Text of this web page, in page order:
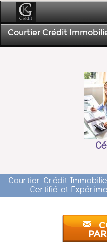
Courtier Crédit
Courtier Crédit
Certifié et